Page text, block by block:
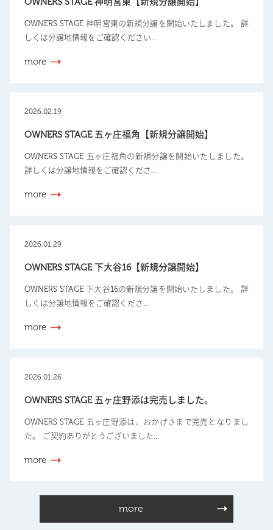
OWNERS STAGE 神明宮東の新規分譲を開始いたしました。 詳
しくは分譲地情報をご確認ください...
more
2026.02.19
OWNERS STAGE 五ヶ庄福角【新規分譲開始】
OWNERS STAGE 五ヶ庄福角の新規分譲を開始いたしました。
詳しくは分譲地情報をご確認くださ...
more
2026.01.29
OWNERS STAGE 下大谷16【新規分譲開始】
OWNERS STAGE 下大谷16の新規分譲を開始いたしました。 詳
しくは分譲地情報をご確認くださ...
more
2026.01.26
OWNERS STAGE 五ヶ庄野添は完売しました。
OWNERS STAGE 五ヶ庄野添は、おかげさまで完売となりまし
た。 ご契約ありがとうございました...
more
more